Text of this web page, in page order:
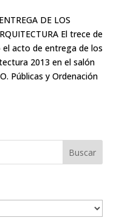
DE LOS
El trece de
el acto de entrega de los
2013 en el salón
Públicas y Ordenación